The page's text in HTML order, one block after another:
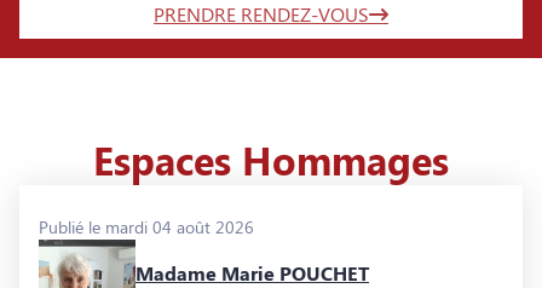
PRENDRE RENDEZ-VOUS
Espaces Hommages
Publié le mardi 04 août 2026
Madame Marie POUCHET